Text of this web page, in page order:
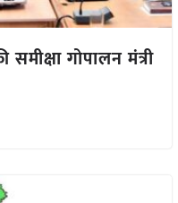
गोपालन मंत्री